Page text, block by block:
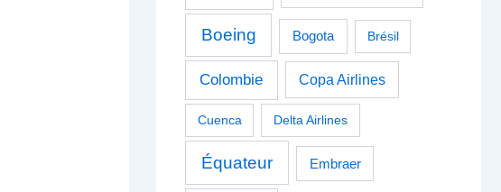
Boeing Bogota Brésil
Colombie Copa Airlines
Cuenca Delta Airlines
Équateur Embraer